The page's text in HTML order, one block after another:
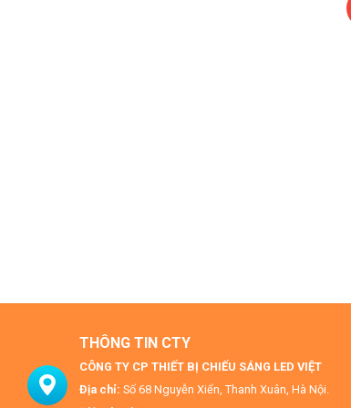
THÔNG TIN CTY
CÔNG TY CP THIẾT BỊ CHIẾU SÁNG LED VIỆT
Địa chỉ: Số 68 Nguyễn Xiển, Thanh Xuân, Hà Nội.